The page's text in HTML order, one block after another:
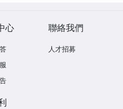
心 聯絡我們
人才招募